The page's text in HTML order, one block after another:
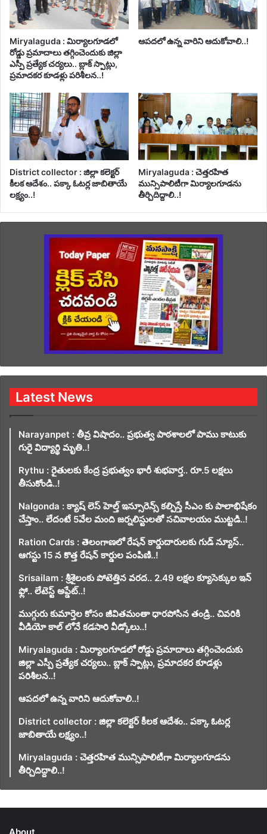
Miryalaguda : మిర్యాలగూడలో
రోడ్డు ప్రమాదాలు తగ్గించెందుకు జిల్లా
ఎస్పీ ప్రత్యేక చర్యలు.. బ్లాక్ స్పాట్లు,
ప్రమాదకర కూడళ్లు పరిశీలన..!
ఆపదలో ఉన్న వారిని ఆదుకోవాలి..!
District collector : జిల్లా కలెక్టర్
కీలక ఆదేశం.. పక్కా ఓటర్ల జాబితాయే
లక్ష్యం..!
Miryalaguda : చెత్తరహిత
మున్సిపాలిటీగా మిర్యాలగూడను
తీర్చిదిద్దాలి..!
Latest News
Narayanpet : తీవ్ర విషాదం.. ప్రభుత్వ పాఠశాలలో పాము కాటుకు
గురై విద్యార్థి మృతి..!
Rythu : రైతులకు కేంద్ర ప్రభుత్వం భారీ శుభవార్త.. రూ.5 లక్షలు
తీసుకోండి..!
Nalgonda : క్యాష్ లెస్ హెల్త్ ఇన్సూరెన్స్ కల్పిస్తే సీఎం కు పాలాభిషేకం
చేస్తాం.. లేదంటే 5వేల మంది జర్నలిస్టులతో సచివాలయం ముట్టడి..!
Ration Cards : తెలంగాణలో రేషన్ కార్డుదారులకు గుడ్ న్యూస్..
ఆగస్టు 15 న కొత్త రేషన్ కార్డుల పంపిణి..!
Srisailam : శ్రీశైలంకు పోటెత్తిన వరద.. 2.49 లక్షల క్యూసెక్కుల ఇన్
ఫ్లో.. లేటెస్ట్ అప్డేట్..!
ముగ్గురు కుమార్తెల కోసం జీవితమంతా ధారపోసిన తండ్రి.. చివరికి
వీడియో కాల్ లోనే కడసారి వీడ్కోలు..!
Miryalaguda : మిర్యాలగూడలో రోడ్డు ప్రమాదాలు తగ్గించెందుకు
జిల్లా ఎస్పీ ప్రత్యేక చర్యలు.. బ్లాక్ స్పాట్లు, ప్రమాదకర కూడళ్లు
పరిశీలన..!
ఆపదలో ఉన్న వారిని ఆదుకోవాలి..!
District collector : జిల్లా కలెక్టర్ కీలక ఆదేశం.. పక్కా ఓటర్ల
జాబితాయే లక్ష్యం..!
Miryalaguda : చెత్తరహిత మున్సిపాలిటీగా మిర్యాలగూడను
తీర్చిదిద్దాలి..!
About